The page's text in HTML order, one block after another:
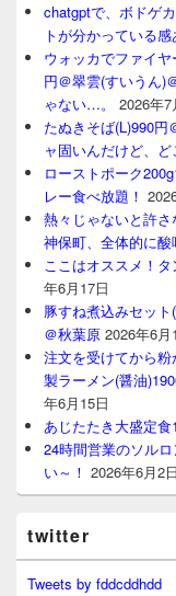
chatgptで、ボドゲ
トが分かっている感
ウォッカでファイ
円＠翠雲(すいうん)
ゃない…。
2026年7
たぬきそば(L)990
ャ固いんだけど、
ローストポーク
レー食べ放題！
熱々じゃないと許
神保町、全体的に酸
ここはオススメ！
年6月17日
豚すね煮込みセッ
＠秋葉原 2026年6月
注文を受けてから
製ラーメン(醤油
年6月15日
あじたたき大盛定
24時間営業のソル
い～！ 2026年6月2日
twitter
Tweets by fddcddhdd